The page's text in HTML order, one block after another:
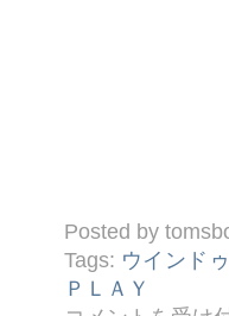
Posted by
Tags: ウインドゥ
ＰＬＡＹ
◆